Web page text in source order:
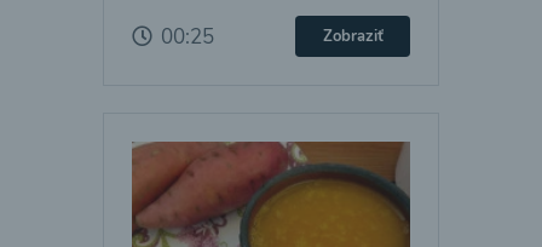
00:25 Zobraziť